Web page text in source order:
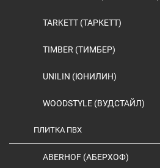
TARKETT (ТАРКЕТТ)
TIMBER (ТИМБЕР)
UNILIN (ЮНИЛИН)
WOODSTYLE (ВУДСТАЙЛ)
ПЛИТКА ПВХ
ABERHOF (АБЕРХОФ)